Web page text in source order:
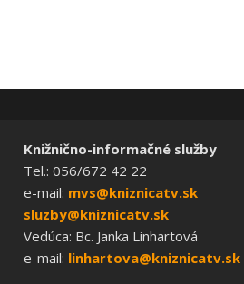
Knižnično-informačné služby
Tel.: 056/672 42 22
e-mail: mvs@kniznicatv.sk
sluzby@kniznicatv.sk
Vedúca: Bc. Janka Linhartová
e-mail: linhartova@kniznicatv.sk